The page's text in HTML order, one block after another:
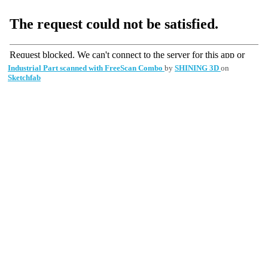
Industrial Part scanned with FreeScan Combo by SHINING 3D on
Sketchfab